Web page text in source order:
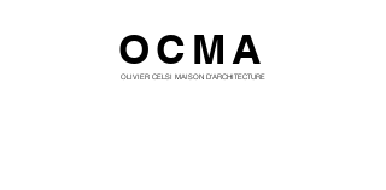
OCMA
OLIVIER CELSI MAISON D'ARCHITECTURE